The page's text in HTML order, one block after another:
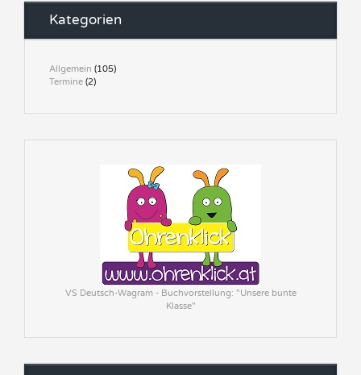
Kategorien
Allgemein (105)
Termine (2)
VS Deutsch-Wagram - Buchvorstellung: "Unsere bunte
Klasse"